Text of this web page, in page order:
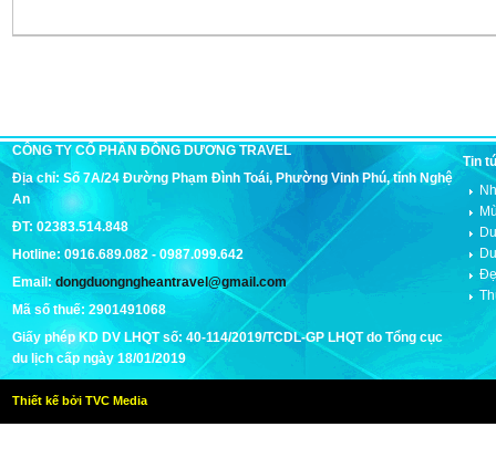
CÔNG TY CỔ PHẦN ĐÔNG DƯƠNG TRAVEL
Địa chỉ: Số 7A/24 Đường Phạm Đình Toái, Phường Vinh Phú, tỉnh Nghệ
An
ĐT: 02383.514.848
Hotline: 0916.689.082 - 0987.099.642
Email: dongduongngheantravel@gmail.com
Mã số thuế: 2901491068
Giấy phép KD DV LHQT số: 40-114/2019/TCDL-GP LHQT do Tổng cục
du lịch cấp ngày 18/01/2019
Tin
Thiết kế bởi TVC Media